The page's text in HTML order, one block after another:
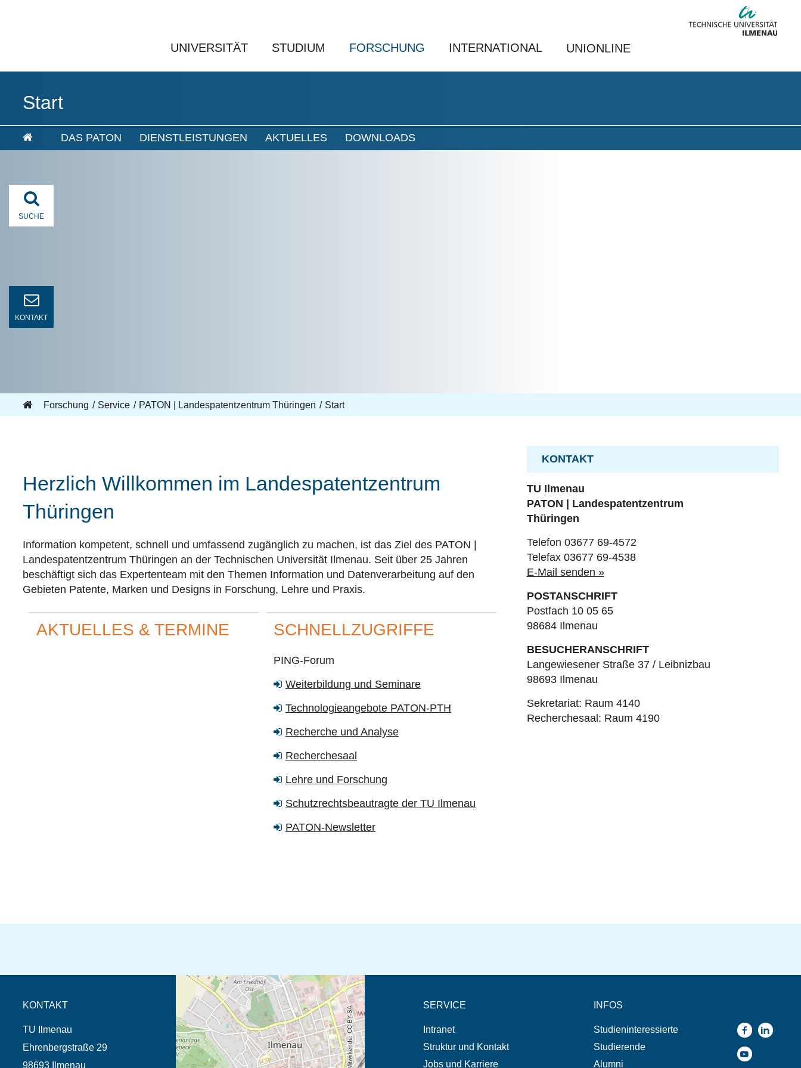
UNIVERSITÄT STUDIUM FORSCHUNG INTERNATIONAL UNIONLINE
Start
DAS PATON DIENSTLEISTUNGEN AKTUELLES DOWNLOADS
SUCHE
KONTAKT
Forschung Service PATON | Landespatentzentrum Thüringen Start
Herzlich Willkommen im Landespatentzentrum
Thüringen
Information kompetent, schnell und umfassend zugänglich zu machen, ist das Ziel des PATON |
Landespatentzentrum Thüringen an der Technischen Universität Ilmenau. Seit über 25 Jahren
beschäftigt sich das Expertenteam mit den Themen Information und Datenverarbeitung auf den
Gebieten Patente, Marken und Designs in Forschung, Lehre und Praxis.
AKTUELLES & TERMINE SCHNELLZUGRIFFE
PING-Forum
Weiterbildung und Seminare
Technologieangebote PATON-PTH
Recherche und Analyse
Recherchesaal
Lehre und Forschung
Schutzrechtsbeautragte der TU Ilmenau
PATON-Newsletter
KONTAKT
TU Ilmenau
PATON | Landespatentzentrum
Thüringen
Telefon 03677 69-4572
Telefax 03677 69-4538
E-Mail senden »
POSTANSCHRIFT
Postfach 10 05 65
98684 Ilmenau
BESUCHERANSCHRIFT
Langewiesener Straße 37 / Leibnizbau
98693 Ilmenau
Sekretariat: Raum 4140
Recherchesaal: Raum 4190
KONTAKT
TU Ilmenau
Ehrenbergstraße 29
98693 Ilmenau
Öffnet die Anfahrtsbeschreibung in neuem
Tab (Karte)
SERVICE
Intranet
Struktur und Kontakt
Jobs und Karriere
INFOS
Studieninteressierte
Studierende
Alumni